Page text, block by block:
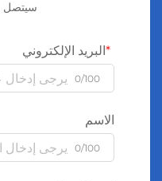
سيتصل
البريد الإلكتروني
0/100
الاسم
0/100